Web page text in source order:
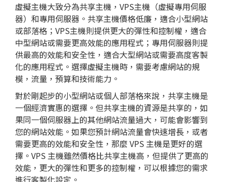
虛擬主機大致分為共享主機，VPS主機（虛擬專用伺服
器）和專用伺服器。共享主機價格低廉，適合小型網站
或部落格；VPS主機則提供更大的彈性和控制權，適合
中型網站或需要更高效能的應用程式；專用伺服器則提
供最高的效能和安全性，適合大型網站或需要高度客製
化的應用程式。選擇虛擬主機時，需要考慮網站的規
模，流量，預算和技術能力。
對於剛起步的小型網站或個人部落格來說，共享主機是
一個經濟實惠的選擇。但共享主機的資源是共享的，如
果同一個伺服器上的其他網站流量過大，可能會影響到
您的網站效能。如果您預計網站流量會快速增長，或者
需要更高的效能和安全性，那麼 VPS 主機是更好的選
擇。VPS 主機雖然價格比共享主機高，但提供了更高的
效能，更大的彈性和更多的控制權，可以根據您的需求
進行客製化設定。